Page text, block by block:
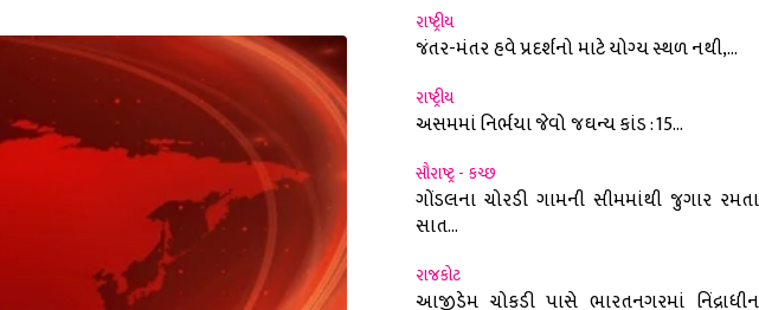
રાષ્ટ્રીય
જંતર-મંતર હવે પ્રદર્શનો માટે યોગ્ય સ્થળ નથી,...
રાષ્ટ્રીય
અસમમાં નિર્ભયા જેવો જઘન્ય કાંડ : 15...
સૌરાષ્ટ્ર - કચ્છ
ગોંડલના ચોરડી ગામની સીમમાંથી જુગાર રમતા
સાત...
રાજકોટ
આજીડેમ ચોકડી પાસે ભારતનગરમાં નિંદ્રાધીન